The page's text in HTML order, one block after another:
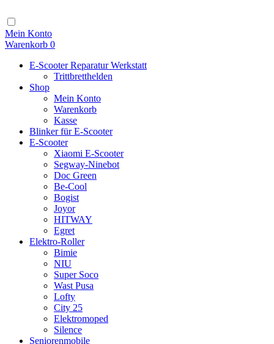
Inhalt
Mein Konto
Warenkorb 0
E-Scooter Reparatur Werkstatt
Trittbretthelden
Shop
Mein Konto
Warenkorb
Kasse
Blinker für E-Scooter
E-Scooter
Xiaomi E-Scooter
Segway-Ninebot
Doc Green
Be-Cool
Bogist
Joyor
HITWAY
Egret
Elektro-Roller
Bimie
NIU
Super Soco
Wast Pusa
Lofty
City 25
Elektromoped
Silence
Seniorenmobile